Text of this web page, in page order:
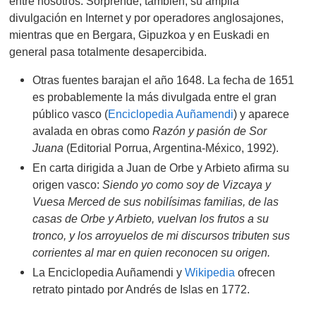
divulgación en Internet y por operadores anglosajones,
mientras que en Bergara, Gipuzkoa y en Euskadi en
general pasa totalmente desapercibida.
Otras fuentes barajan el año 1648. La fecha de 1651
es probablemente la más divulgada entre el gran
público vasco (Enciclopedia Auñamendi) y aparece
avalada en obras como Razón y pasión de Sor
Juana (Editorial Porrua, Argentina-México, 1992).
En carta dirigida a Juan de Orbe y Arbieto afirma su
origen vasco: Siendo yo como soy de Vizcaya y
Vuesa Merced de sus nobilísimas familias, de las
casas de Orbe y Arbieto, vuelvan los frutos a su
tronco, y los arroyuelos de mi discursos tributen sus
corrientes al mar en quien reconocen su origen.
La Enciclopedia Auñamendi y Wikipedia ofrecen
retrato pintado por Andrés de Islas en 1772.